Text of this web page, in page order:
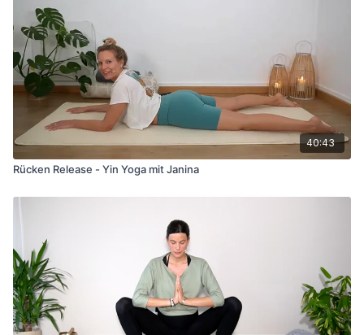
40:43
Rücken Release - Yin Yoga mit Janina